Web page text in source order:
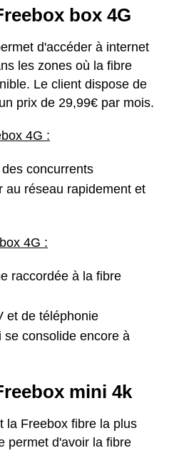
box 4G
d'accéder à internet
les zones où la fibre
Le client dispose de
prix de 29,99€ par mois.
4G :
concurrents
au réseau rapidement et
4G :
raccordée à la fibre
et de téléphonie
se consolide encore à
mini 4k
la Freebox fibre la plus
permet d'avoir la fibre